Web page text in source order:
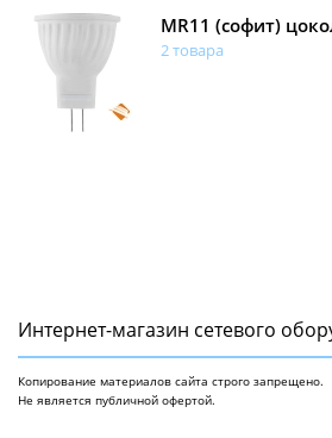
MR11 (софит)
2 товара
Интернет-магазин сетeвого
Копирование материалов сайта строго запрещено.
Не является публичной офертой.